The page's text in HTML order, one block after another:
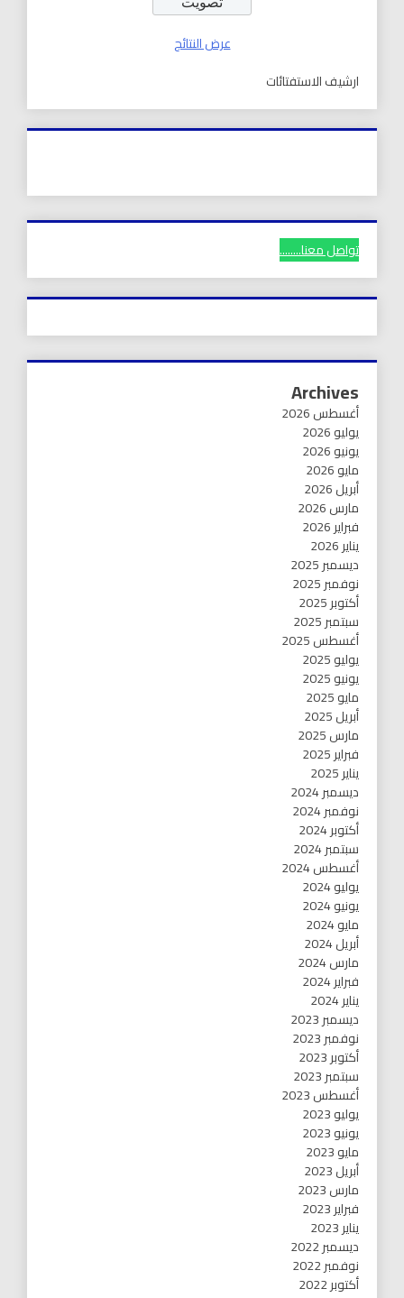
عرض النتائج
ارشيف الاستفتائات
تواصل معنا........
Archives
أغسطس 2026
يوليو 2026
يونيو 2026
مايو 2026
أبريل 2026
مارس 2026
فبراير 2026
يناير 2026
ديسمبر 2025
نوفمبر 2025
أكتوبر 2025
سبتمبر 2025
أغسطس 2025
يوليو 2025
يونيو 2025
مايو 2025
أبريل 2025
مارس 2025
فبراير 2025
يناير 2025
ديسمبر 2024
نوفمبر 2024
أكتوبر 2024
سبتمبر 2024
أغسطس 2024
يوليو 2024
يونيو 2024
مايو 2024
أبريل 2024
مارس 2024
فبراير 2024
يناير 2024
ديسمبر 2023
نوفمبر 2023
أكتوبر 2023
سبتمبر 2023
أغسطس 2023
يوليو 2023
يونيو 2023
مايو 2023
أبريل 2023
مارس 2023
فبراير 2023
يناير 2023
ديسمبر 2022
نوفمبر 2022
أكتوبر 2022